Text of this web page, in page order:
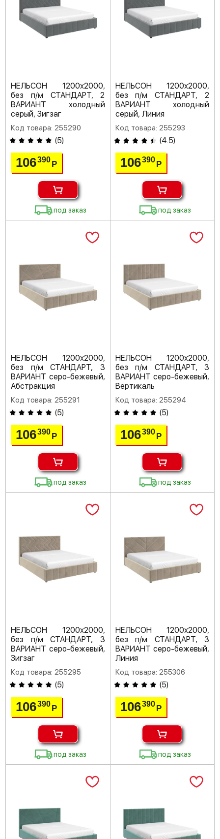
НЕЛЬСОН 1200х2000,
без п/м СТАНДАРТ, 2
ВАРИАНТ холодный
серый, Зигзаг
Код товара: 255290
(5)
106390Р
под заказ
НЕЛЬСОН 1200х2000,
без п/м СТАНДАРТ, 2
ВАРИАНТ холодный
серый, Линия
Код товара: 255293
(4.5)
106390 Р
под заказ
НЕЛЬСОН 1200х2000,
без п/м СТАНДАРТ, 3
ВАРИАНТ серо-бежевый,
Абстракция
Код товара: 255291
(5)
106390Р
под заказ
НЕЛЬСОН 1200х2000,
без п/м СТАНДАРТ, 3
ВАРИАНТ серо-бежевый,
Вертикаль
Код товара: 255294
(5)
106390 Р
под заказ
НЕЛЬСОН 1200х2000,
без п/м СТАНДАРТ, 3
ВАРИАНТ серо-бежевый,
Зигзаг
Код товара: 255295
(5)
106390Р
под заказ
НЕЛЬСОН 1200х2000,
без п/м СТАНДАРТ, 3
ВАРИАНТ серо-бежевый,
Линия
Код товара: 255306
(5)
106390 Р
под заказ